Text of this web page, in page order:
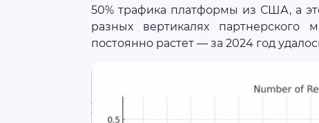
50% трафика платформы из США, а
разных вертикалях партнерского
постоянно растет — за 2024 год